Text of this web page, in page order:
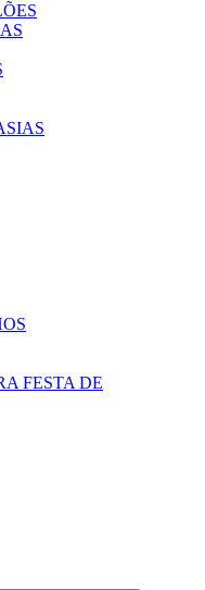
FESTA DE